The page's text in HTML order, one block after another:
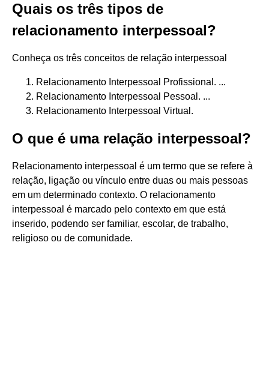
Quais os três tipos de
relacionamento interpessoal?
Conheça os três conceitos de relação interpessoal
Relacionamento Interpessoal Profissional. ...
Relacionamento Interpessoal Pessoal. ...
Relacionamento Interpessoal Virtual.
O que é uma relação interpessoal?
Relacionamento interpessoal é um termo que se refere à
relação, ligação ou vínculo entre duas ou mais pessoas
em um determinado contexto. O relacionamento
interpessoal é marcado pelo contexto em que está
inserido, podendo ser familiar, escolar, de trabalho,
religioso ou de comunidade.